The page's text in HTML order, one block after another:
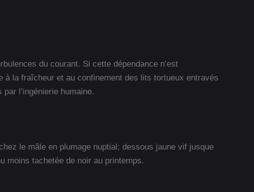
du courant. Si cette dépendance n’est
à la fraîcheur et au confinement des lits tortueux entravés
l’ingénierie humaine.
le mâle en plumage nuptial; dessous jaune vif jusque
moins tachetée de noir au printemps.